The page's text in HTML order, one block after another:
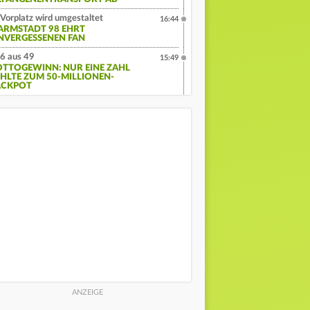
Vorplatz wird umgestaltet
98 EHRT
FAN
16:44
6 aus 49
NUR EINE ZAHL
ZUM 50-MILLIONEN-
15:49